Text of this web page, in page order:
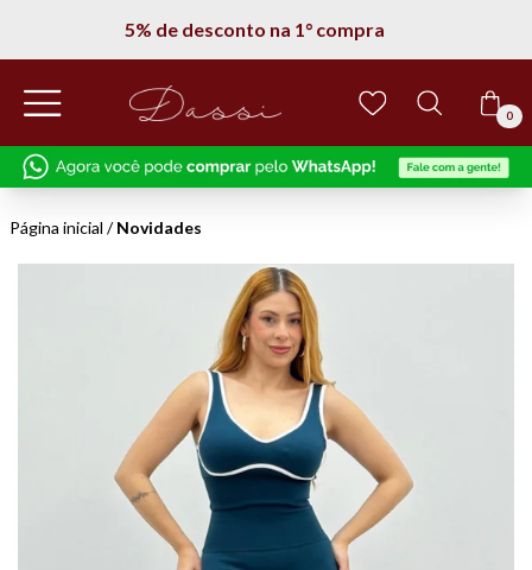
5% de desconto na 1° compra
0
Página inicial /Novidades